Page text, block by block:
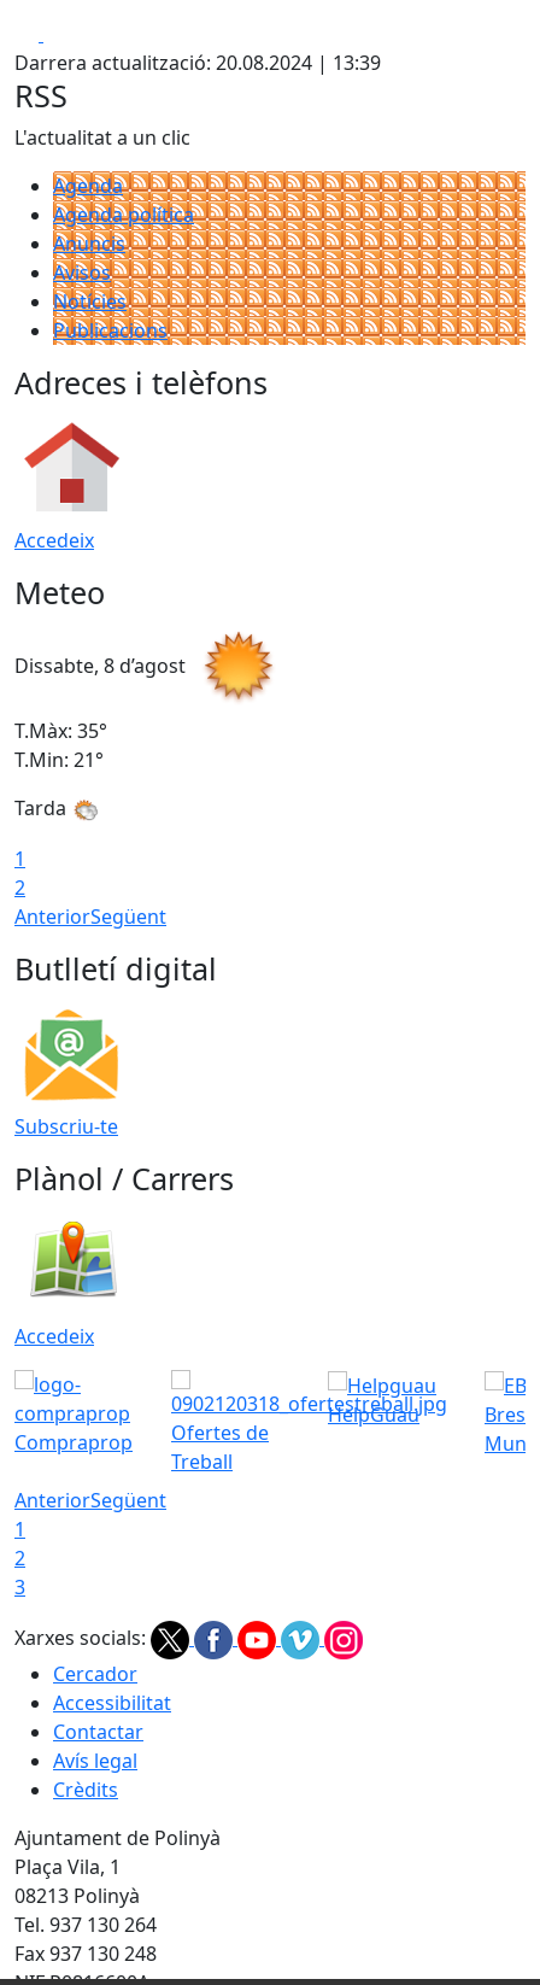
Darrera actualització: 20.08.2024 | 13:39
RSS
L'actualitat a un clic
Agenda
Agenda política
Anuncis
Avisos
Notícies
Publicacions
Adreces i telèfons
Accedeix
Meteo
Dissabte, 8 d’agost
T.Màx: 35°
T.Min: 21°
Tarda
1
2
AnteriorSegüent
Butlletí digital
Subscriu-te
Plànol / Carrers
Accedeix
Compraprop
Ofertes de
Treball
HelpGuau
AnteriorSegüent
1
2
3
Xarxes socials:
Cercador
Accessibilitat
Contactar
Avís legal
Crèdits
Ajuntament de Polinyà
Plaça Vila, 1
08213 Polinyà
Tel. 937 130 264
Fax 937 130 248